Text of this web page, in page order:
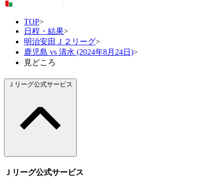
TOP>
日程・結果>
明治安田Ｊ２リーグ>
鹿児島 vs 清水 (2024年8月24日)>
見どころ
Ｊリーグ公式サービス
Ｊリーグ公式サービス